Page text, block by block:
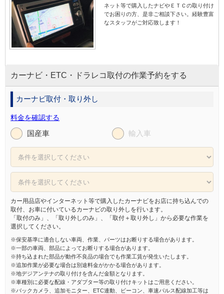
ネット等で購入したナビやＥＴＣの取り付け
でお困りの方、是非ご相談下さい。経験豊富
なスタッフがご対応致します！
カーナビ・ETC・ドラレコ取付の作業予約をする
カーナビ取付・取り外し
料金を確認する
国産車 輸入車
カー用品店やインターネット等で購入したカーナビをお店に持ち込んでの
取付、お車に付いているカーナビの取り外しを行います。
「取付のみ」、「取り外しのみ」、「取付＋取り外し」から必要な作業を
選択してください。
※保安基準に適合しない車両、作業、パーツはお断りする場合があります。
※一部の車両、部品によってお断りする場合があります。
※持ち込まれた部品が動作不良品の場合でも作業工賃が発生いたします。
※追加作業が必要な場合は別途料金がかかる場合があります。
※地デジアンテナの取り付けを含んだ金額となります。
※車種別に必要な配線・アダプター等の取り付けキットはご用意ください。
※バックカメラ、追加モニター、ETC連動、ビーコン、車速パルス配線加工等は